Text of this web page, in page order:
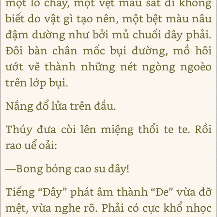
biết do vật gì tạo nên, một bệt màu nâu
đậm dường như bởi mủ chuối dây phải.
Đôi bàn chân mốc bụi đường, mồ hôi
ướt vẽ thành những nét ngòng ngoèo
trên lớp bụi.
Nắng đổ lửa trên đầu.
Thúy đưa còi lên miệng thổi te te. Rồi
rao uể oải:
—Bong bóng cao su đây!
Tiếng “Đây” phát âm thành “Đe” vừa đỡ
mệt, vừa nghe rõ. Phải có cực khổ nhọc